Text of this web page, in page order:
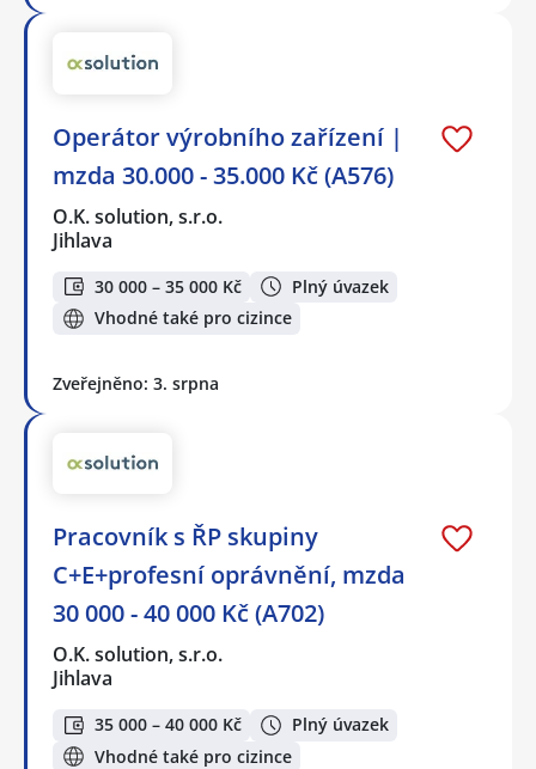
Operátor výrobního zařízení |
mzda 30.000 - 35.000 Kč (A576)
O.K. solution, s.r.o.
Jihlava
30 000 – 35 000 Kč
Plný úvazek
Vhodné také pro cizince
Zveřejněno: 3. srpna
Pracovník s ŘP skupiny
C+E+profesní oprávnění, mzda
30 000 - 40 000 Kč (A702)
O.K. solution, s.r.o.
Jihlava
35 000 – 40 000 Kč
Plný úvazek
Vhodné také pro cizince